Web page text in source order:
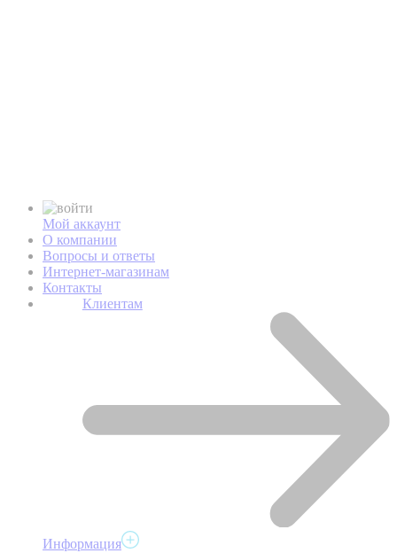
Мой аккаунт
О компании
Вопросы и ответы
Интернет-магазинам
Контакты
Клиентам
Информация